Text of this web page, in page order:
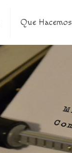
Que Hacemos